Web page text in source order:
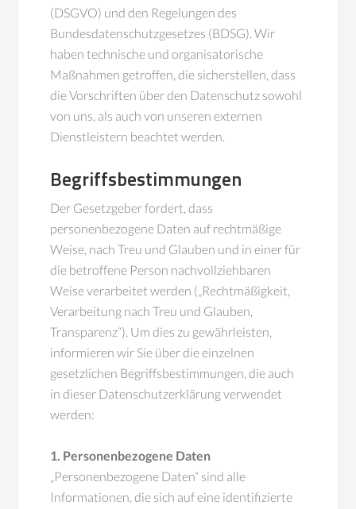
(DSGVO) und den Regelungen des
Bundesdatenschutzgesetzes (BDSG). Wir
haben technische und organisatorische
Maßnahmen getroffen, die sicherstellen, dass
die Vorschriften über den Datenschutz sowohl
von uns, als auch von unseren externen
Dienstleistern beachtet werden.
Begriffsbestimmungen
Der Gesetzgeber fordert, dass
personenbezogene Daten auf rechtmäßige
Weise, nach Treu und Glauben und in einer für
die betroffene Person nachvollziehbaren
Weise verarbeitet werden („Rechtmäßigkeit,
Verarbeitung nach Treu und Glauben,
Transparenz“). Um dies zu gewährleisten,
informieren wir Sie über die einzelnen
gesetzlichen Begriffsbestimmungen, die auch
in dieser Datenschutzerklärung verwendet
werden:
1. Personenbezogene Daten
„Personenbezogene Daten“ sind alle
Informationen, die sich auf eine identifizierte